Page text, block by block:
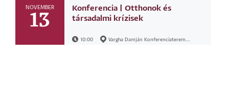
NOVEMBER
13
Konferencia | Otthonok és
társadalmi krízisek
10:00 Vargha Damján Konferenciaterem...